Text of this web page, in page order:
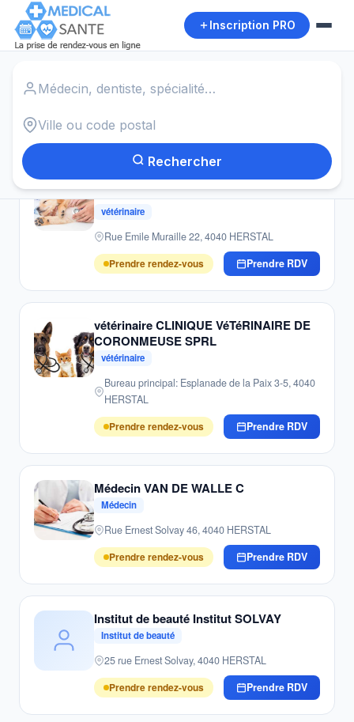
Inscription PRO
Rechercher
Autour de moi
vétérinaire ASSOCIATION LIéGEOISE
DES VéTéRINAIRES DE GARDE
vétérinaire
Rue Emile Muraille 22, 4040 HERSTAL
Prendre rendez-vous
Prendre RDV
vétérinaire CLINIQUE VéTéRINAIRE DE
CORONMEUSE SPRL
vétérinaire
Bureau principal: Esplanade de la Paix 3-5, 4040
HERSTAL
Prendre rendez-vous
Prendre RDV
Médecin VAN DE WALLE C
Médecin
Rue Ernest Solvay 46, 4040 HERSTAL
Prendre rendez-vous
Prendre RDV
Institut de beauté Institut SOLVAY
Institut de beauté
25 rue Ernest Solvay, 4040 HERSTAL
Prendre rendez-vous
Prendre RDV